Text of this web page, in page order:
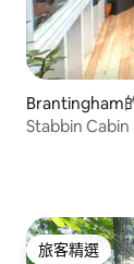
Brantingham
Stabbin
旅客精選
旅客精選